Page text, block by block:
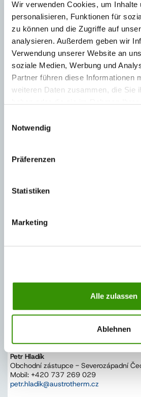
Wir verwenden Cookies, um Inhalte
personalisieren, Funktionen für
zu können und die Zugriffe auf
analysieren. Außerdem geben wir
Verwendung unserer Website an
soziale Medien, Werbung und
Partner führen diese Informationen
weiteren Daten zusammen, die Sie
Notwendig
Präferenzen
Statistiken
Marketing
Alle zulassen
Ablehnen
10,0
Petr Hladík
Obchodní zástupce - Severozápadní
Mobil: +420 737 269 029
petr.hladik@austrotherm.cz